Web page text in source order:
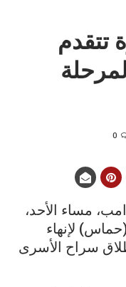
تتقدم
مساء الأحد،
لإنهاء
سراح الأسرى